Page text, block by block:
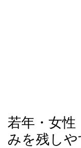
若年・女性
みを残しや